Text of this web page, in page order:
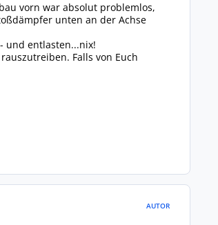
vorn war absolut problemlos,
unten an der Achse
und entlasten...nix!
Falls von Euch
AUTOR